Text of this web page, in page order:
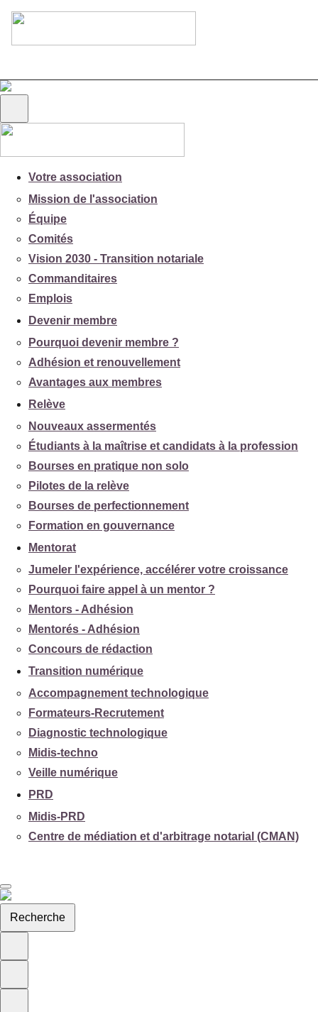
Votre association
Mission de l'association
Équipe
Comités
Vision 2030 - Transition notariale
Commanditaires
Emplois
Devenir membre
Pourquoi devenir membre ?
Adhésion et renouvellement
Avantages aux membres
Relève
Nouveaux assermentés
Étudiants à la maîtrise et candidats à la profession
Bourses en pratique non solo
Pilotes de la relève
Bourses de perfectionnement
Formation en gouvernance
Mentorat
Jumeler l'expérience, accélérer votre croissance
Pourquoi faire appel à un mentor ?
Mentors - Adhésion
Mentorés - Adhésion
Concours de rédaction
Transition numérique
Accompagnement technologique
Formateurs-Recrutement
Diagnostic technologique
Midis-techno
Veille numérique
PRD
Midis-PRD
Centre de médiation et d'arbitrage notarial (CMAN)
Recherche